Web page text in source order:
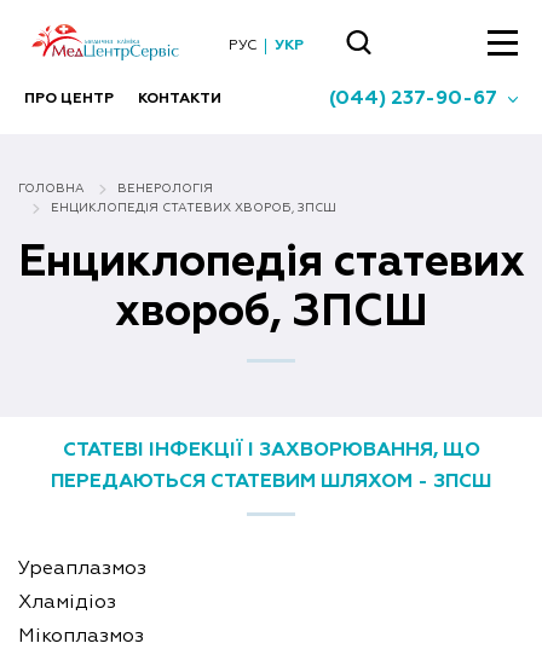
РУС УКР
ПРО ЦЕНТР КОНТАКТИ (044) 237-90-67
ГОЛОВНА
ВЕНЕРОЛОГІЯ
ЕНЦИКЛОПЕДІЯ СТАТЕВИХ ХВОРОБ, ЗПСШ
Енциклопедія статевих
хвороб, ЗПСШ
СТАТЕВІ ІНФЕКЦІЇ І ЗАХВОРЮВАННЯ, ЩО
ПЕРЕДАЮТЬСЯ СТАТЕВИМ ШЛЯХОМ - ЗПСШ
Уреаплазмоз
Хламідіоз
Мікоплазмоз